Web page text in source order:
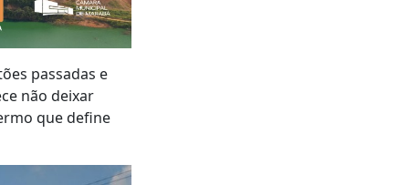
passadas e
não deixar
que define